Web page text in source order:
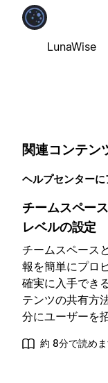
LunaWise
関連コンテン
ヘルプセンターに
チームスペー
レベルの設定
チームスペース
報を簡単にプロ
確実に入手でき
テンツの共有方
分にユーザーを
約 8分で読め